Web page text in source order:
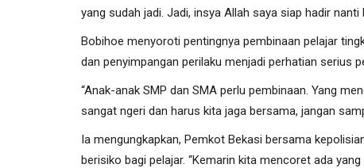
yang sudah jadi. Jadi, insya Allah saya siap hadir
Bobihoe menyoroti pentingnya pembinaan pelajar
dan penyimpangan perilaku menjadi perhatian serius
“Anak-anak SMP dan SMA perlu pembinaan. Yang
sangat ngeri dan harus kita jaga bersama, jangan
Ia mengungkapkan, Pemkot Bekasi bersama
berisiko bagi pelajar. “Kemarin kita mencoret ada